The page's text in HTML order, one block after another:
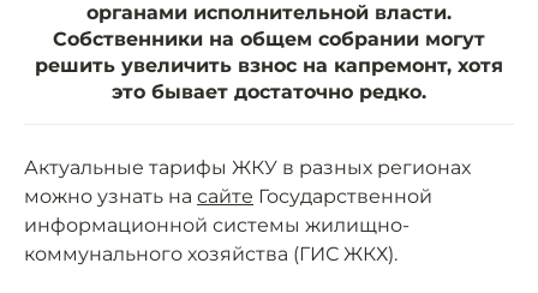
органами исполнительной власти.
Собственники на общем собрании могут
решить увеличить взнос на капремонт, хотя
это бывает достаточно редко.
Актуальные тарифы ЖКУ в разных регионах
можно узнать на сайте Государственной
информационной системы жилищно-
коммунального хозяйства (ГИС ЖКХ).